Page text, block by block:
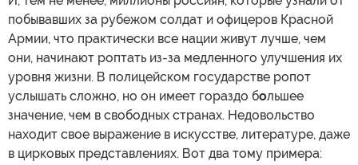
побывавших за рубежом солдат и офицеров Красной
Армии, что практически все нации живут лучше, чем
они, начинают роптать из-за медленного улучшения их
уровня жизни. В полицейском государстве ропот
услышать сложно, но он имеет гораздо большее
значение, чем в свободных странах. Недовольство
находит свое выражение в искусстве, литературе, даже
в цирковых представлениях. Вот два тому примера: